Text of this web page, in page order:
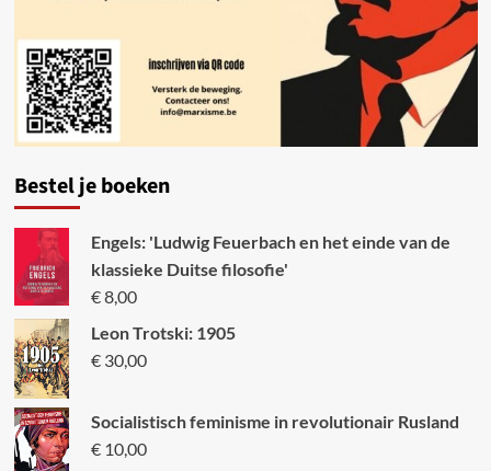
Bestel je boeken
Engels: 'Ludwig Feuerbach en het einde van de
klassieke Duitse filosofie'
€8,00
Leon Trotski: 1905
€30,00
Socialistisch feminisme in revolutionair Rusland
€10,00